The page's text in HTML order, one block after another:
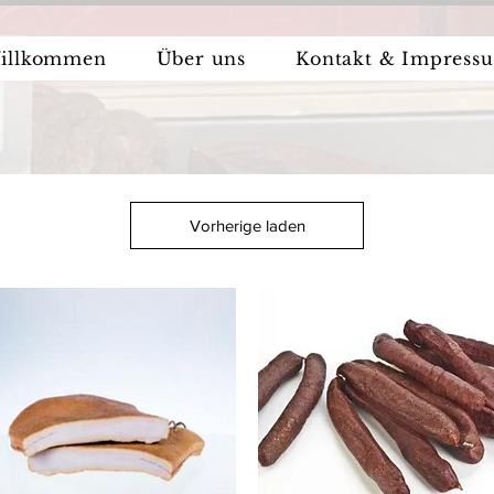
Über uns Kontakt &
Vorherige laden